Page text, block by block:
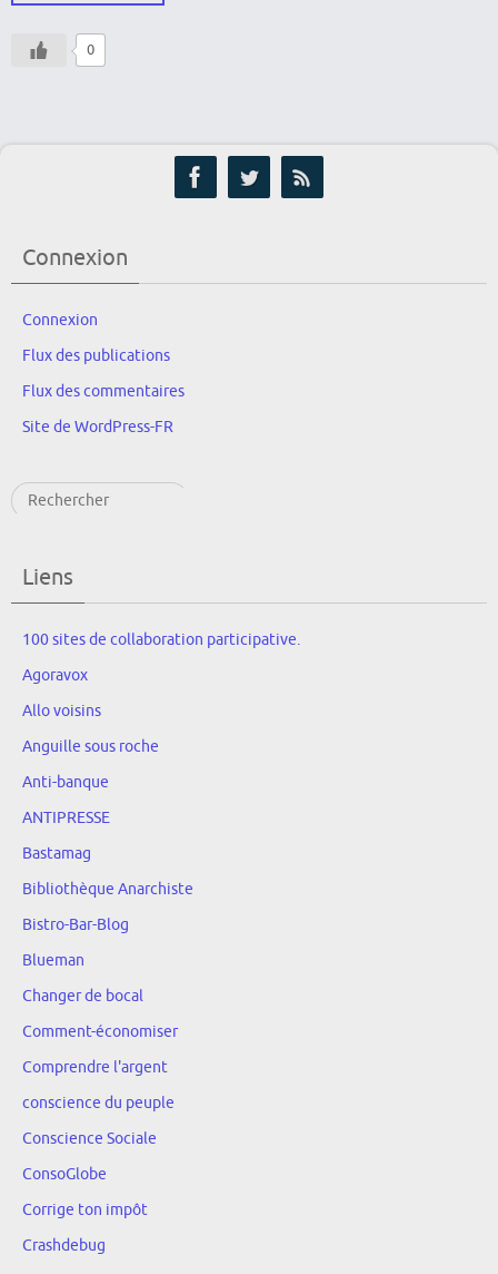
0
Connexion
Connexion
Flux des publications
Flux des commentaires
Site de WordPress-FR
Rechercher
Liens
100 sites de collaboration participative.
Agoravox
Allo voisins
Anguille sous roche
Anti-banque
ANTIPRESSE
Bastamag
Bibliothèque Anarchiste
Bistro-Bar-Blog
Blueman
Changer de bocal
Comment-économiser
Comprendre l'argent
conscience du peuple
Conscience Sociale
ConsoGlobe
Corrige ton impôt
Crashdebug